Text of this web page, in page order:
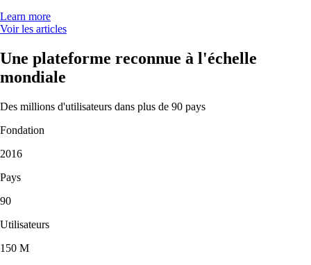
Learn more
Voir les articles
Une plateforme reconnue à l'échelle
mondiale
Des millions d'utilisateurs dans plus de 90 pays
Fondation
2016
Pays
90
Utilisateurs
150 M